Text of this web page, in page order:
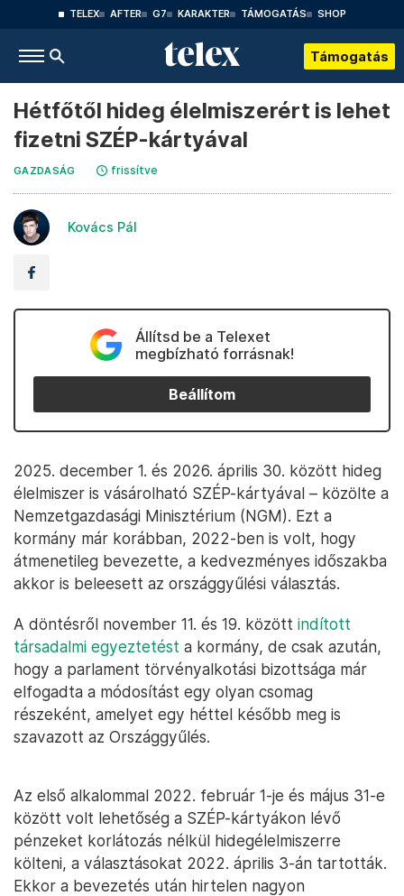
TELEX AFTER G7 KARAKTER TÁMOGATÁS SHOP
Támogatás
Hétfőtől hideg élelmiszerért is lehet
fizetni SZÉP-kártyával
GAZDASÁG frissítve
Kovács Pál
Állítsd be a Telexet
megbízható forrásnak!
Beállítom
2025. december 1. és 2026. április 30. között hideg
élelmiszer is vásárolható SZÉP-kártyával – közölte a
Nemzetgazdasági Minisztérium (NGM). Ezt a
kormány már korábban, 2022-ben is volt, hogy
átmenetileg bevezette, a kedvezményes időszakba
akkor is beleesett az országgyűlési választás.
A döntésről november 11. és 19. között indított
társadalmi egyeztetést a kormány, de csak azután,
hogy a parlament törvényalkotási bizottsága már
elfogadta a módosítást egy olyan csomag
részeként, amelyet egy héttel később meg is
szavazott az Országgyűlés.
Az első alkalommal 2022. február 1-je és május 31-e
között volt lehetőség a SZÉP-kártyákon lévő
pénzeket korlátozás nélkül hidegélelmiszerre
költeni, a választásokat 2022. április 3-án tartották.
Ekkor a bevezetés után hirtelen nagyon